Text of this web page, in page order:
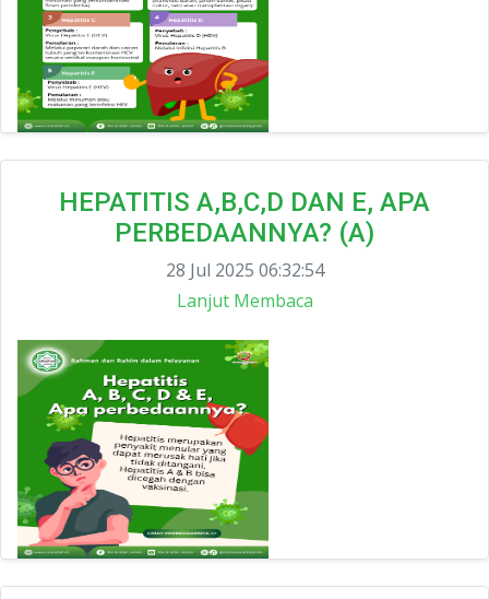
HEPATITIS A,B,C,D DAN E, APA
PERBEDAANNYA? (A)
28 Jul 2025 06:32:54
Lanjut Membaca